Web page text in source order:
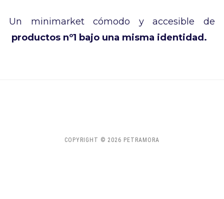
Un minimarket cómodo y accesible de
productos nº1 bajo una misma identidad.
COPYRIGHT © 2026 PETRAMORA